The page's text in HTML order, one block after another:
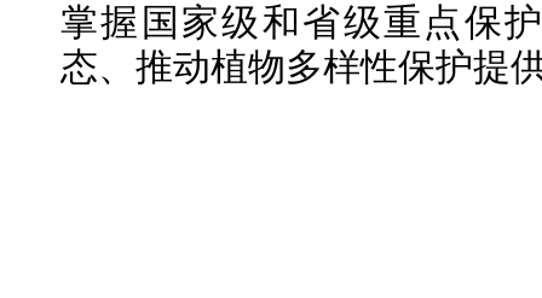
掌握国家级和省级重点保
态、推动植物多样性保护提